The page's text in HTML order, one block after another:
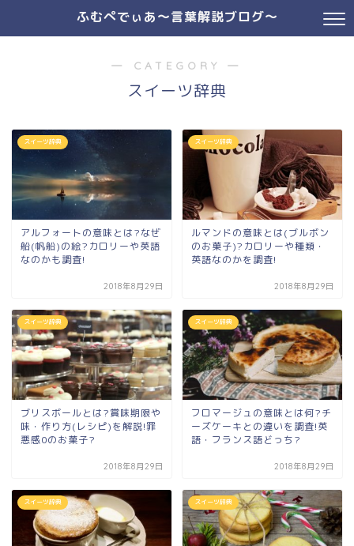
ふむぺでぃあ～言葉解説ブログ～
― CATEGORY ―
スイーツ辞典
スイーツ辞典
アルフォートの意味とは?なぜ
船(帆船)の絵?カロリーや英語
なのかも調査!
2018年8月29日
スイーツ辞典
ルマンドの意味とは(ブルボン
のお菓子)?カロリーや種類・
英語なのかを調査!
2018年8月29日
スイーツ辞典
ブリスボールとは?賞味期限や
味・作り方(レシピ)を解説!罪
悪感0のお菓子?
2018年8月29日
スイーツ辞典
フロマージュの意味とは何?チ
ーズケーキとの違いを調査!英
語・フランス語どっち?
2018年8月29日
スイーツ辞典 スイーツ辞典